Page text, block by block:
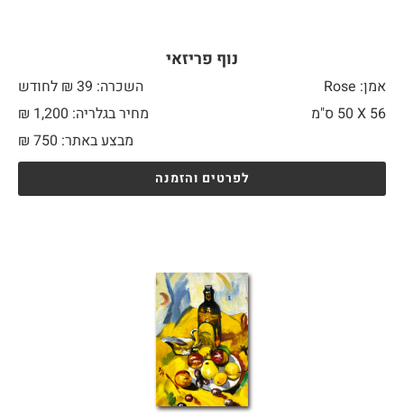
נוף פריזאי
אמן: Rose
השכרה: 39 ₪ לחודש
56 X
מחיר בגלריה: 1,200 ₪
מבצע באתר:
₪ 750
לפרטים והזמנה